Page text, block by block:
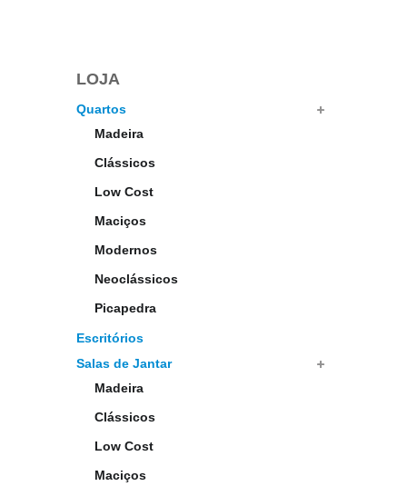
LOJA
Quartos
Madeira
Clássicos
Low Cost
Maciços
Modernos
Neoclássicos
Picapedra
Escritórios
Salas de Jantar
Madeira
Clássicos
Low Cost
Maciços